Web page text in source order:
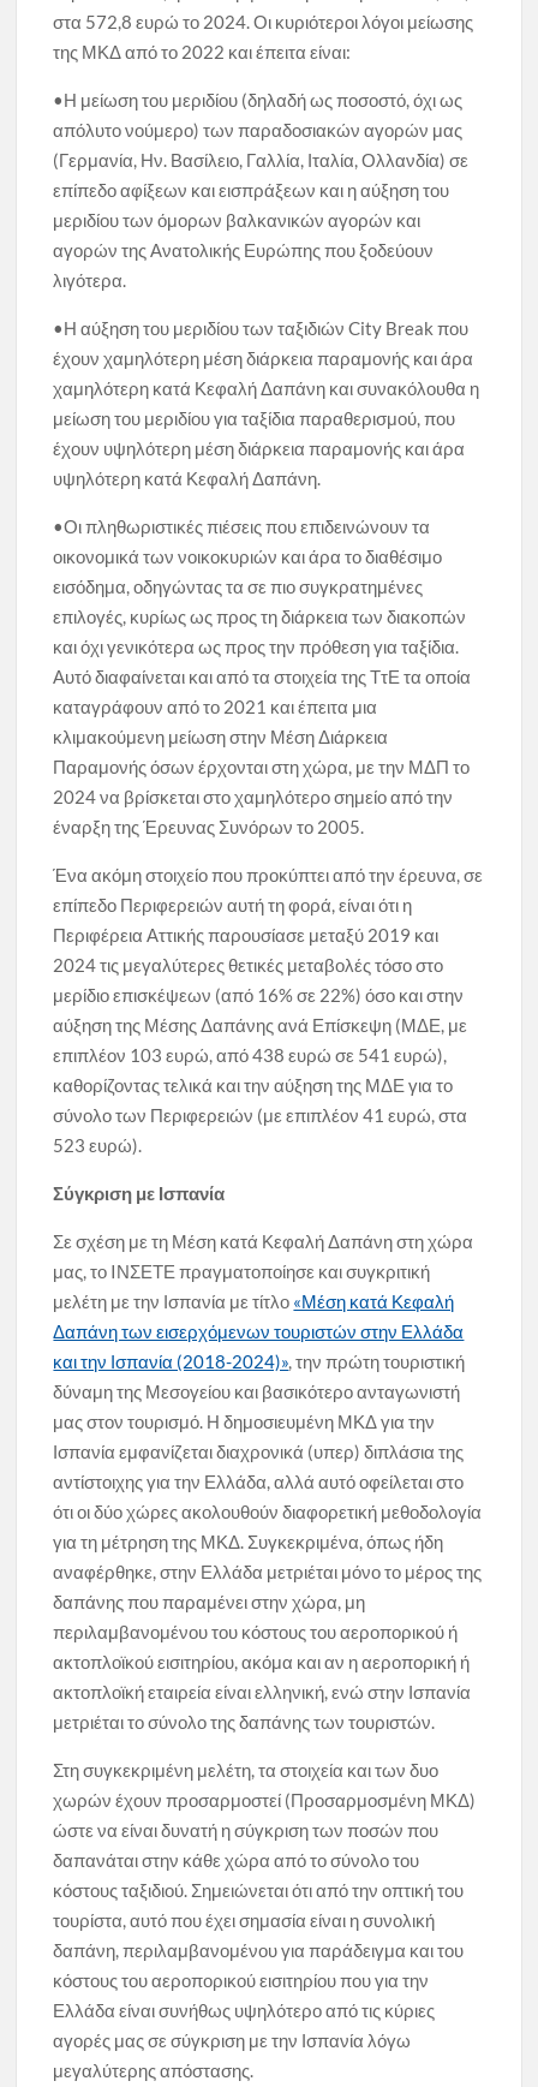
στα 572,8 ευρώ το 2024. Οι κυριότεροι λόγοι μείωσης
της ΜΚΔ από το 2022 και έπειτα είναι:
•Η μείωση του μεριδίου (δηλαδή ως ποσοστό, όχι ως
απόλυτο νούμερο) των παραδοσιακών αγορών μας
(Γερμανία, Ην. Βασίλειο, Γαλλία, Ιταλία, Ολλανδία) σε
επίπεδο αφίξεων και εισπράξεων και η αύξηση του
μεριδίου των όμορων βαλκανικών αγορών και
αγορών της Ανατολικής Ευρώπης που ξοδεύουν
λιγότερα.
•Η αύξηση του μεριδίου των ταξιδιών City Break που
έχουν χαμηλότερη μέση διάρκεια παραμονής και άρα
χαμηλότερη κατά Κεφαλή Δαπάνη και συνακόλουθα η
μείωση του μεριδίου για ταξίδια παραθερισμού, που
έχουν υψηλότερη μέση διάρκεια παραμονής και άρα
υψηλότερη κατά Κεφαλή Δαπάνη.
•Οι πληθωριστικές πιέσεις που επιδεινώνουν τα
οικονομικά των νοικοκυριών και άρα το διαθέσιμο
εισόδημα, οδηγώντας τα σε πιο συγκρατημένες
επιλογές, κυρίως ως προς τη διάρκεια των διακοπών
και όχι γενικότερα ως προς την πρόθεση για ταξίδια.
Αυτό διαφαίνεται και από τα στοιχεία της ΤτΕ τα οποία
καταγράφουν από το 2021 και έπειτα μια
κλιμακούμενη μείωση στην Μέση Διάρκεια
Παραμονής όσων έρχονται στη χώρα, με την ΜΔΠ το
2024 να βρίσκεται στο χαμηλότερο σημείο από την
έναρξη της Έρευνας Συνόρων το 2005.
Ένα ακόμη στοιχείο που προκύπτει από την έρευνα, σε
επίπεδο Περιφερειών αυτή τη φορά, είναι ότι η
Περιφέρεια Αττικής παρουσίασε μεταξύ 2019 και
2024 τις μεγαλύτερες θετικές μεταβολές τόσο στο
μερίδιο επισκέψεων (από 16% σε 22%) όσο και στην
αύξηση της Μέσης Δαπάνης ανά Επίσκεψη (ΜΔΕ, με
επιπλέον 103 ευρώ, από 438 ευρώ σε 541 ευρώ),
καθορίζοντας τελικά και την αύξηση της ΜΔΕ για το
σύνολο των Περιφερειών (με επιπλέον 41 ευρώ, στα
523 ευρώ).
Σύγκριση με Ισπανία
Σε σχέση με τη Μέση κατά Κεφαλή Δαπάνη στη χώρα
μας, το IΝΣΕΤΕ πραγματοποίησε και συγκριτική
μελέτη με την Ισπανία με τίτλο «Μέση κατά Κεφαλή
Δαπάνη των εισερχόμενων τουριστών στην Ελλάδα
και την Ισπανία (2018-2024)», την πρώτη τουριστική
δύναμη της Μεσογείου και βασικότερο ανταγωνιστή
μας στον τουρισμό. Η δημοσιευμένη ΜΚΔ για την
Ισπανία εμφανίζεται διαχρονικά (υπερ) διπλάσια της
αντίστοιχης για την Ελλάδα, αλλά αυτό οφείλεται στο
ότι οι δύο χώρες ακολουθούν διαφορετική μεθοδολογία
για τη μέτρηση της ΜΚΔ. Συγκεκριμένα, όπως ήδη
αναφέρθηκε, στην Ελλάδα μετριέται μόνο το μέρος της
δαπάνης που παραμένει στην χώρα, μη
περιλαμβανομένου του κόστους του αεροπορικού ή
ακτοπλοϊκού εισιτηρίου, ακόμα και αν η αεροπορική ή
ακτοπλοϊκή εταιρεία είναι ελληνική, ενώ στην Ισπανία
μετριέται το σύνολο της δαπάνης των τουριστών.
Στη συγκεκριμένη μελέτη, τα στοιχεία και των δυο
χωρών έχουν προσαρμοστεί (Προσαρμοσμένη ΜΚΔ)
ώστε να είναι δυνατή η σύγκριση των ποσών που
δαπανάται στην κάθε χώρα από το σύνολο του
κόστους ταξιδιού. Σημειώνεται ότι από την οπτική του
τουρίστα, αυτό που έχει σημασία είναι η συνολική
δαπάνη, περιλαμβανομένου για παράδειγμα και του
κόστους του αεροπορικού εισιτηρίου που για την
Ελλάδα είναι συνήθως υψηλότερο από τις κύριες
αγορές μας σε σύγκριση με την Ισπανία λόγω
μεγαλύτερης απόστασης.